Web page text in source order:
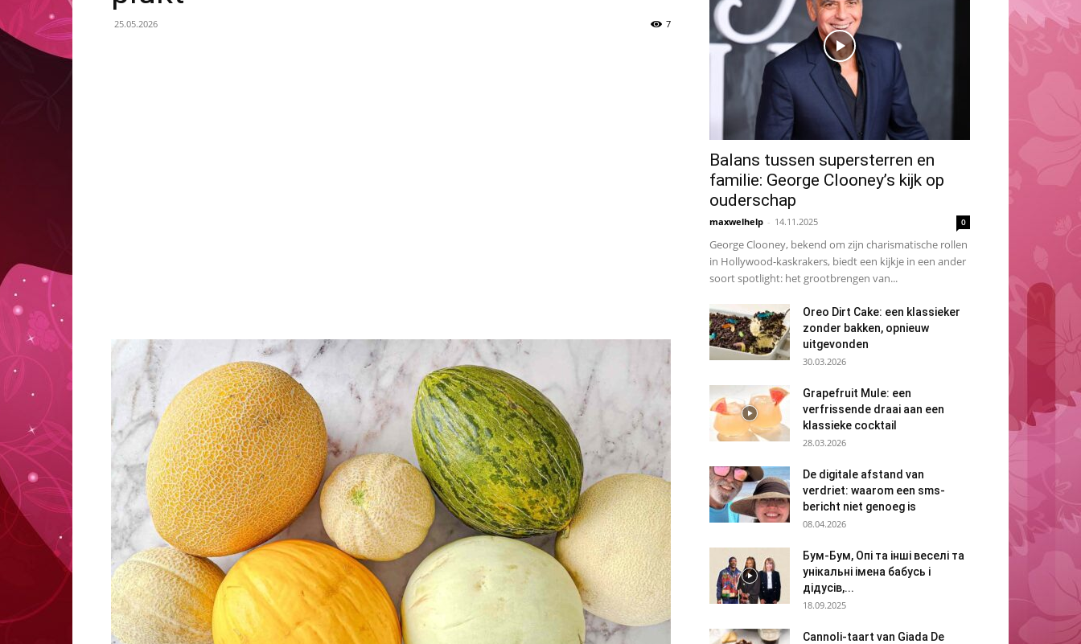
25.05.2026 7
Balans tussen supersterren en
familie: George Clooney’s kijk op
ouderschap
maxwelhelp - 14.11.2025 0
George Clooney, bekend om zijn charismatische rollen
in Hollywood-kaskrakers, biedt een kijkje in een ander
soort spotlight: het grootbrengen van...
Oreo Dirt Cake: een klassieker
zonder bakken, opnieuw
uitgevonden
30.03.2026
Grapefruit Mule: een
verfrissende draai aan een
klassieke cocktail
28.03.2026
De digitale afstand van
verdriet: waarom een sms-
bericht niet genoeg is
08.04.2026
Бум-Бум, Опі та інші веселі та
унікальні імена бабусь і
дідусів,...
18.09.2025
Cannoli-taart van Giada De